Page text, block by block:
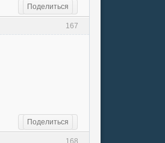
Поделиться
167
Поделиться
168